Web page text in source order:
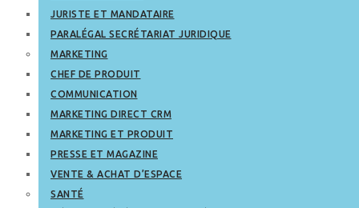
JURISTE ET MANDATAIRE
PARALÉGAL SECRÉTARIAT JURIDIQUE
MARKETING
CHEF DE PRODUIT
COMMUNICATION
MARKETING DIRECT CRM
MARKETING ET PRODUIT
PRESSE ET MAGAZINE
VENTE & ACHAT D’ESPACE
SANTÉ